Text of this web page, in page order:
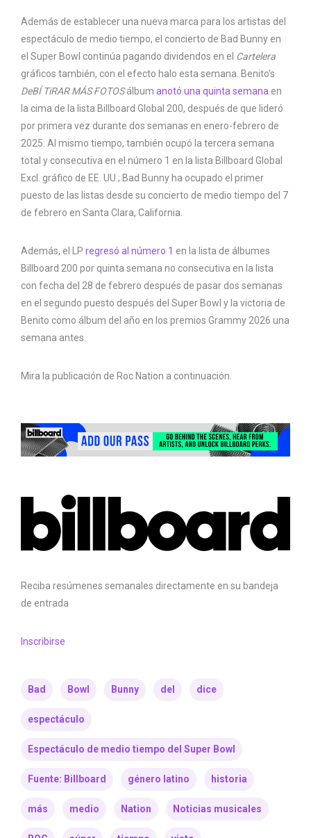
Además de establecer una nueva marca para los artistas del
espectáculo de medio tiempo, el concierto de Bad Bunny en
el Super Bowl continúa pagando dividendos en el Cartelera
gráficos también, con el efecto halo esta semana. Benito's
DeBÍ TiRAR MÁS FOTOSálbum anotó una quinta semana en
la cima de la lista Billboard Global 200, después de que lideró
por primera vez durante dos semanas en enero-febrero de
2025. Al mismo tiempo, también ocupó la tercera semana
total y consecutiva en el número 1 en la lista Billboard Global
Excl. gráfico de EE. UU.; Bad Bunny ha ocupado el primer
puesto de las listas desde su concierto de medio tiempo del 7
de febrero en Santa Clara, California.
Además, el LP regresó al número 1 en la lista de álbumes
Billboard 200 por quinta semana no consecutiva en la lista
con fecha del 28 de febrero después de pasar dos semanas
en el segundo puesto después del Super Bowl y la victoria de
Benito como álbum del año en los premios Grammy 2026 una
semana antes.
Mira la publicación de Roc Nation a continuación.
Reciba resúmenes semanales directamente en su bandeja
de entrada
Inscribirse
Bad Bowl Bunny del dice
espectáculo
Espectáculo de medio tiempo del Super Bowl
Fuente: Billboard género latino historia
más medio Nation Noticias musicales